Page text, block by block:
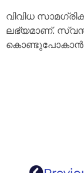
വിവിധ
ലഭ്യമാണ്.
കൊണ്ടുപോകാൻ